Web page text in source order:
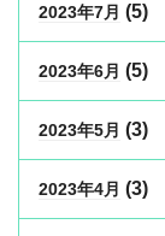
2023年7月 (5)
2023年6月 (5)
2023年5月 (3)
2023年4月 (3)